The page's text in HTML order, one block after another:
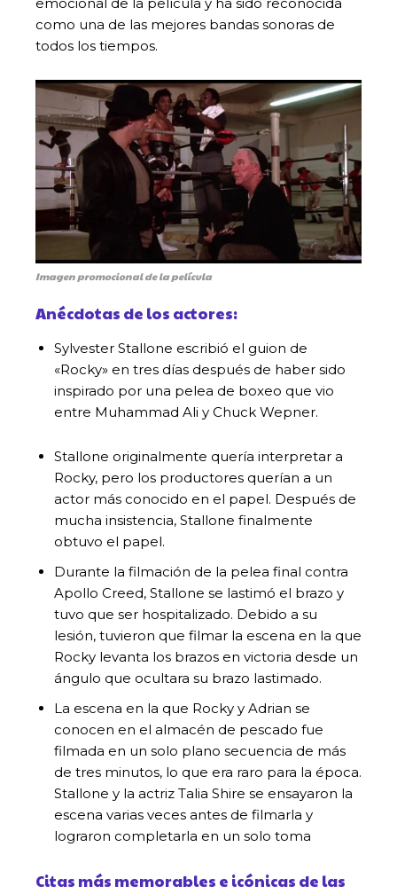
como una de las mejores bandas sonoras de
todos los tiempos.
Imagen promocional de la película
Anécdotas de los actores:
Sylvester Stallone escribió el guion de
«Rocky» en tres días después de haber sido
inspirado por una pelea de boxeo que vio
entre Muhammad Ali y Chuck Wepner.
Stallone originalmente quería interpretar a
Rocky, pero los productores querían a un
actor más conocido en el papel. Después de
mucha insistencia, Stallone finalmente
obtuvo el papel.
Durante la filmación de la pelea final contra
Apollo Creed, Stallone se lastimó el brazo y
tuvo que ser hospitalizado. Debido a su
lesión, tuvieron que filmar la escena en la que
Rocky levanta los brazos en victoria desde un
ángulo que ocultara su brazo lastimado.
La escena en la que Rocky y Adrian se
conocen en el almacén de pescado fue
filmada en un solo plano secuencia de más
de tres minutos, lo que era raro para la época.
Stallone y la actriz Talia Shire se ensayaron la
escena varias veces antes de filmarla y
lograron completarla en un solo toma
Citas más memorables e icónicas de las